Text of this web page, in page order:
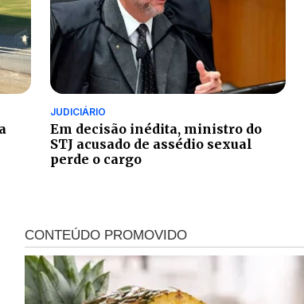
JUDICIÁRIO
Em decisão inédita, ministro do
STJ acusado de assédio sexual
perde o cargo